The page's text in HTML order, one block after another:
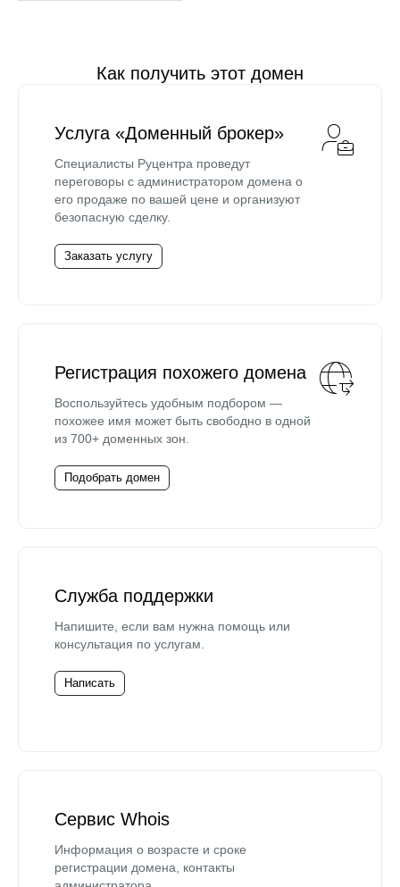
Как получить этот домен
Услуга «Доменный брокер»
Специалисты Руцентра проведут
переговоры с администратором домена о
его продаже по вашей цене и организуют
безопасную сделку.
Заказать услугу
Регистрация похожего домена
Воспользуйтесь удобным подбором —
похожее имя может быть свободно в одной
из 700+ доменных зон.
Подобрать домен
Служба поддержки
Напишите, если вам нужна помощь или
консультация по услугам.
Написать
Сервис Whois
Информация о возрасте и сроке
регистрации домена, контакты